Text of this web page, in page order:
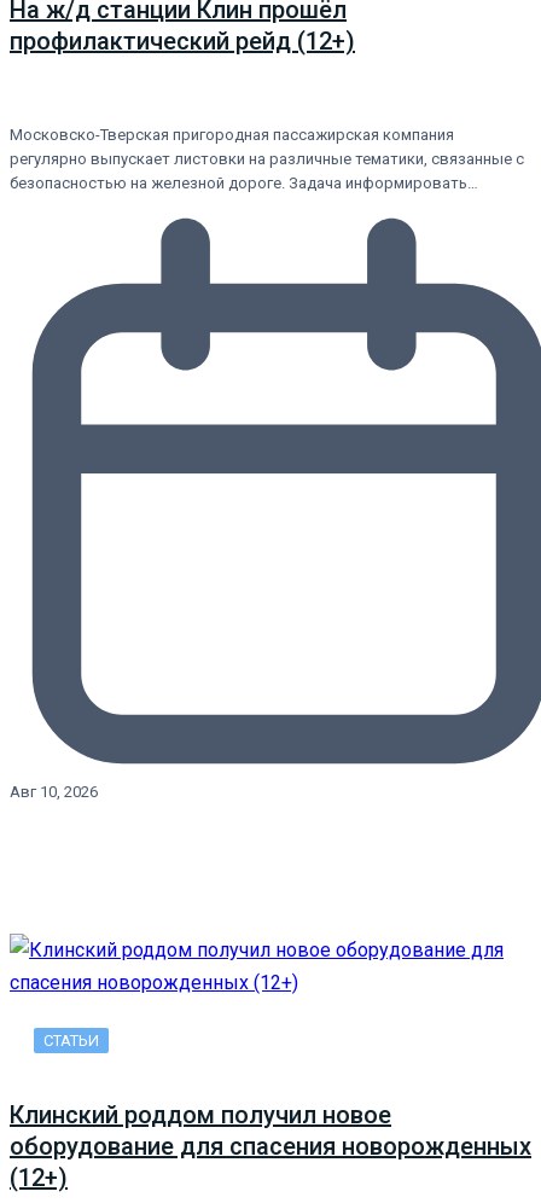
На ж/д станции Клин прошёл
профилактический рейд (12+)
Московско-Тверская пригородная пассажирская компания
регулярно выпускает листовки на различные тематики, связанные с
безопасностью на железной дороге. Задача информировать…
Авг 10, 2026
СТАТЬИ
Клинский роддом получил новое
оборудование для спасения новорожденных
(12+)